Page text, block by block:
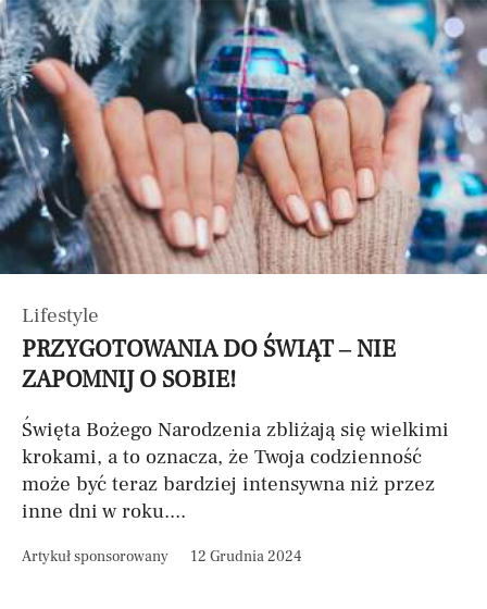
Lifestyle
PRZYGOTOWANIA DO ŚWIĄT – NIE
ZAPOMNIJ O SOBIE!
Święta Bożego Narodzenia zbliżają się wielkimi
krokami, a to oznacza, że Twoja codzienność
może być teraz bardziej intensywna niż przez
inne dni w roku....
Artykuł sponsorowany 12 Grudnia 2024